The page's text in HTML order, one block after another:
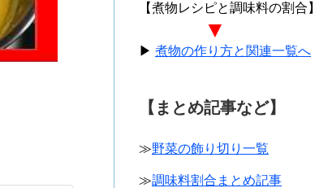
【煮物レシピと調味料の割合】
▼
▶ 煮物の作り方と関連一覧へ
【まとめ記事など】
≫野菜の飾り切り一覧
≫調味料割合まとめ記事